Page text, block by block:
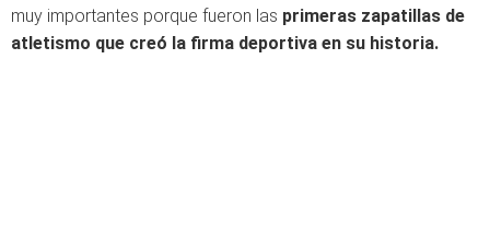
muy importantes porque fueron las primeras zapatillas de
atletismo que creó la firma deportiva en su historia.